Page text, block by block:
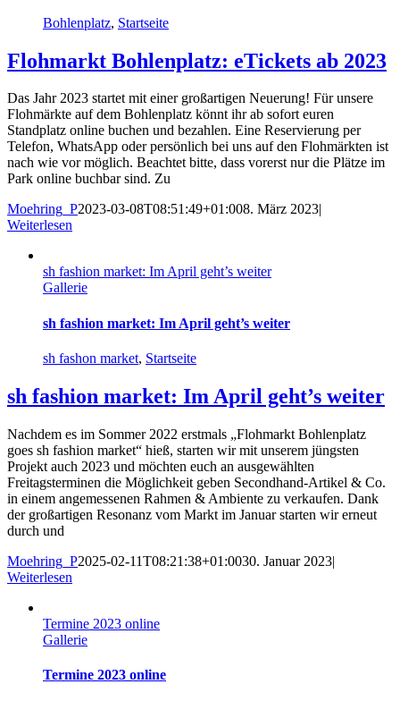
Bohlenplatz, Startseite
Flohmarkt Bohlenplatz: eTickets ab 2023
Das Jahr 2023 startet mit einer großartigen Neuerung! Für unsere
Flohmärkte auf dem Bohlenplatz könnt ihr ab sofort euren
Standplatz online buchen und bezahlen. Eine Reservierung per
Telefon, WhatsApp oder persönlich bei uns auf den Flohmärkten ist
nach wie vor möglich. Beachtet bitte, dass vorerst nur die Plätze im
Park online buchbar sind. Zu
Moehring_P2023-03-08T08:51:49+01:008. März 2023
Weiterlesen
sh fashion market: Im April geht’s weiter
Gallerie
sh fashion market: Im April geht’s weiter
sh fashon market, Startseite
sh fashion market: Im April geht’s weiter
Nachdem es im Sommer 2022 erstmals „Flohmarkt Bohlenplatz
goes sh fashion market“ hieß, starten wir mit unserem jüngsten
Projekt auch 2023 und möchten euch an ausgewählten
Freitagsterminen die Möglichkeit geben Secondhand-Artikel & Co.
in einem angemessenen Rahmen & Ambiente zu verkaufen. Dank
der großartigen Resonanz vom Markt im Januar starten wir erneut
durch und
Moehring_P2025-02-11T08:21:38+01:0030. Januar 2023|
Weiterlesen
Termine 2023 online
Gallerie
Termine 2023 online